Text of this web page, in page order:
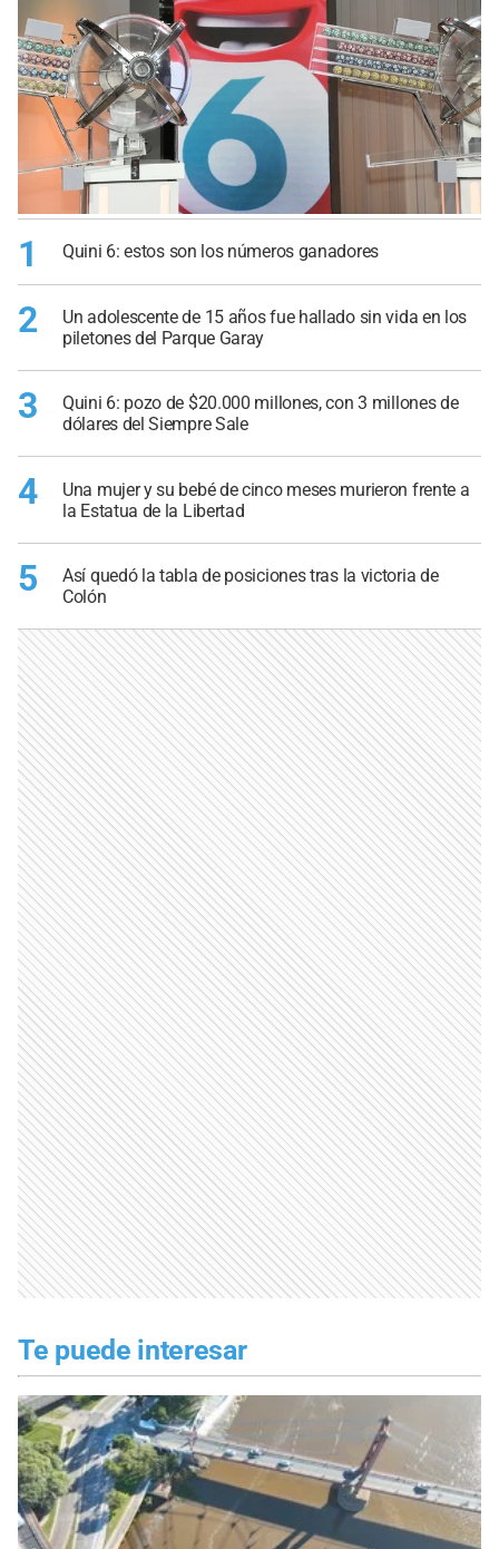
1 Quini 6: estos son los números ganadores
2
Un adolescente de 15 años fue hallado sin vida en los
piletones del Parque Garay
3
Quini 6: pozo de $20.000 millones, con 3 millones de
dólares del Siempre Sale
4
Una mujer y su bebé de cinco meses murieron frente a
la Estatua de la Libertad
5
Así quedó la tabla de posiciones tras la victoria de
Colón
Te puede interesar